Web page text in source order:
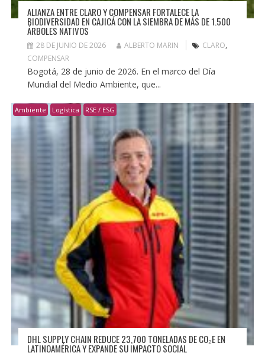
ALIANZA ENTRE CLARO Y COMPENSAR FORTALECE LA
BIODIVERSIDAD EN CAJICÁ CON LA SIEMBRA DE MÁS DE 1.500
ÁRBOLES NATIVOS
28 DE JUNIO DE 2026 ALBERTO MARIN CLARO,
COMPENSAR
Bogotá, 28 de junio de 2026. En el marco del Día
Mundial del Medio Ambiente, que...
Ambiente Logística RSE / ESG
DHL SUPPLY CHAIN REDUCE 23,700 TONELADAS DE CO₂E EN
LATINOAMÉRICA Y EXPANDE SU IMPACTO SOCIAL